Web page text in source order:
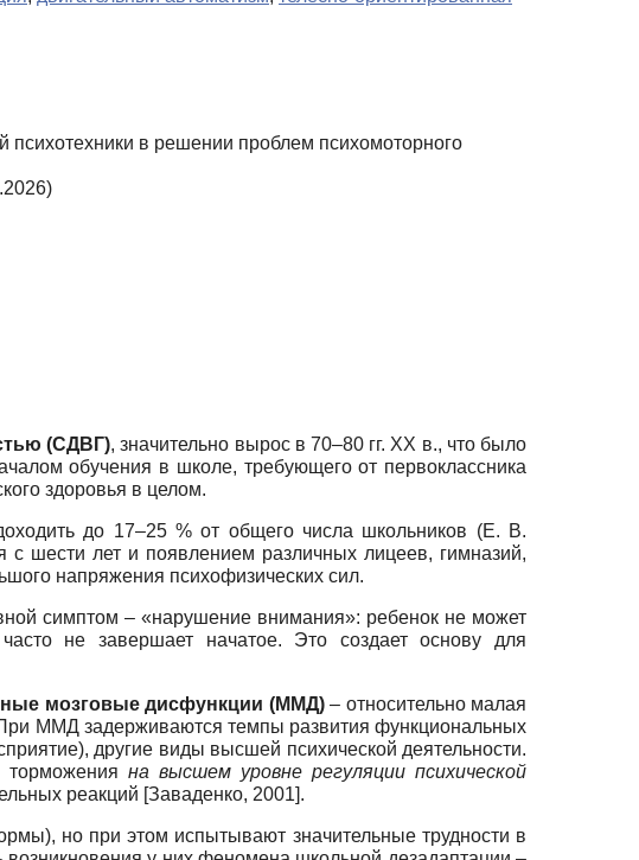
в решении проблем психомоторного
(СДВГ), значительно вырос в 70–80 гг. ХХ в., что было
обучения в школе, требующего от первоклассника
здоровья в целом.
до 17–25 % от общего числа школьников (Е. В.
шести лет и появлением различных лицеев, гимназий,
напряжения психофизических сил.
симптом – «нарушение внимания»: ребенок не может
не завершает начатое. Это создает основу для
мозговые дисфункции (ММД)– относительно малая
ММД задерживаются темпы развития функциональных
другие виды высшей психической деятельности.
торможенияна высшем уровне регуляции психической
реакций [Заваденко, 2001].
но при этом испытывают значительные трудности в